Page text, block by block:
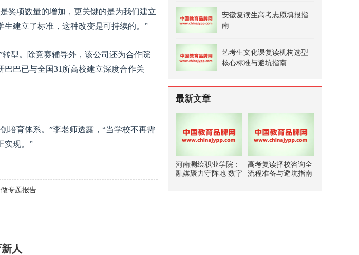
奖项数量的增加，更关键的是为我们建立
建立了标准，这种改变是可持续的。”
型。除竞赛辅导外，该公司还为合作院
巴已与全国31所高校建立深度合作关
培育体系。”李老师透露，“当学校不再需
实现。”
专题报告
人
安徽复读生高考志愿填报指
南
艺考生文化课复读机构选型
核心标准与避坑指南
最新文章
河南测绘职业学院：
融媒聚力守阵地 数字
高考复读择校咨询全
流程准备与避坑指南